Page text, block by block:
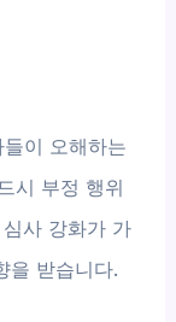
이 오해하는
시 부정 행위
사 강화가 가
을 받습니다.